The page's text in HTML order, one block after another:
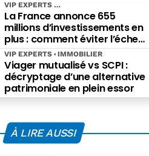
La France annonce 655
millions d’investissements en
plus : comment éviter l’échec
des projets à grande échelle ?
VIP EXPERTS
Viager mutualisé vs SCPI :
décryptage d’une alternative
patrimoniale en plein essor
VIP EXPERTS IMMOBILIER
À LIRE AUSSI